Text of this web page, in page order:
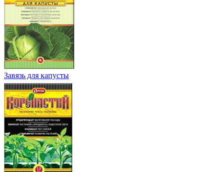
Завязь для капусты